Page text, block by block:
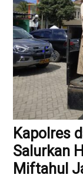
Kapolres
Salurkan
Miftahul